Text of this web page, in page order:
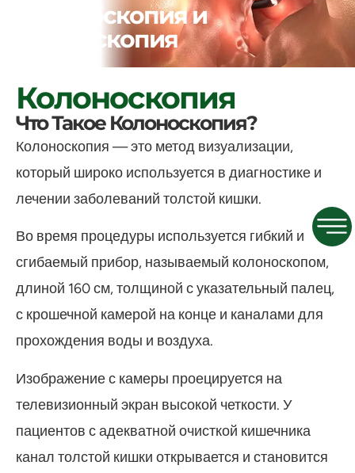
Колоноскопия и
Гастроскопия
Колоноскопия
Что Такое Колоноскопия?
Колоноскопия — это метод визуализации,
который широко используется в диагностике и
лечении заболеваний толстой кишки.
Во время процедуры используется гибкий и
сгибаемый прибор, называемый колоноскопом,
длиной 160 см, толщиной с указательный палец,
с крошечной камерой на конце и каналами для
прохождения воды и воздуха.
Изображение с камеры проецируется на
телевизионный экран высокой четкости. У
пациентов с адекватной очисткой кишечника
канал толстой кишки открывается и становится